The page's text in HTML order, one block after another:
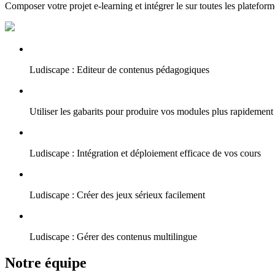
Composer votre projet e-learning et intégrer le sur toutes les
Ludiscape : Editeur de contenus pédagogiques
Utiliser les gabarits pour produire vos modules plus rapidement
Ludiscape : Intégration et déploiement efficace de vos cours
Ludiscape : Créer des jeux sérieux facilement
Ludiscape : Gérer des contenus multilingue
Notre équipe